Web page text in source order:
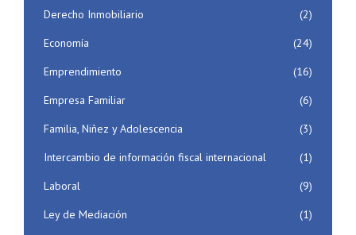
Derecho Inmobiliario
(2)
Economía
(24)
Emprendimiento
(16)
Empresa Familiar
(6)
Familia, Niñez y Adolescencia
(3)
Intercambio de información fiscal internacional
(1)
Laboral
(9)
Ley de Mediación
(1)